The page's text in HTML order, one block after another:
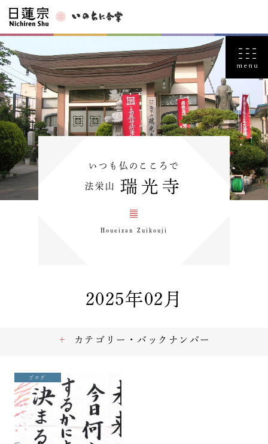
いつも仏のこころで
法栄山 瑞光寺
Houeizan Zuikouji
2025年02月
ブログ
カテゴリー・バックナンバー